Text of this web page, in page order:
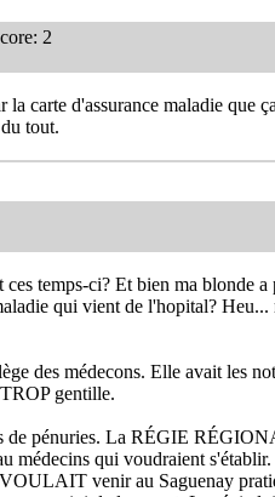
2
la carte d'assurance maladie que
tout.
temps-ci? Et bien ma blonde
qui vient de l'hopital?
des médecons. Elle avait les
gentille.
de pénuries. La RÉGIE
médecins qui voudraient
venir au Saguenay